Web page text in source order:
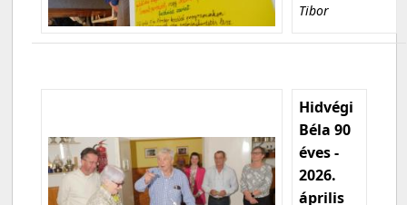
Tibor
Hidvégi
Béla 90
éves -
2026.
április